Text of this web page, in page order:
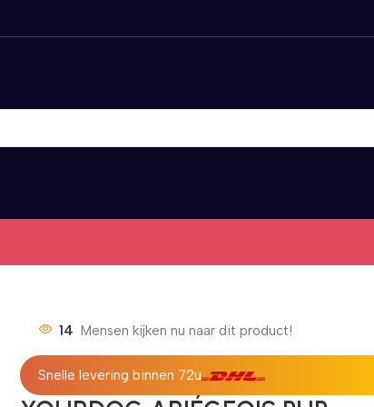
14 Mensen kijken nu naar dit product!
Snelle levering binnen 72u